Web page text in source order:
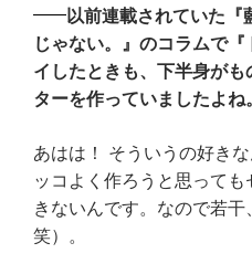
以前連載されていた
じゃない。』のコラムで
イしたときも、下半身が
ターを作っていましたよね。
あはは！ そういうの好き
ッコよく作ろうと思って
きないんです。なので若
笑）。